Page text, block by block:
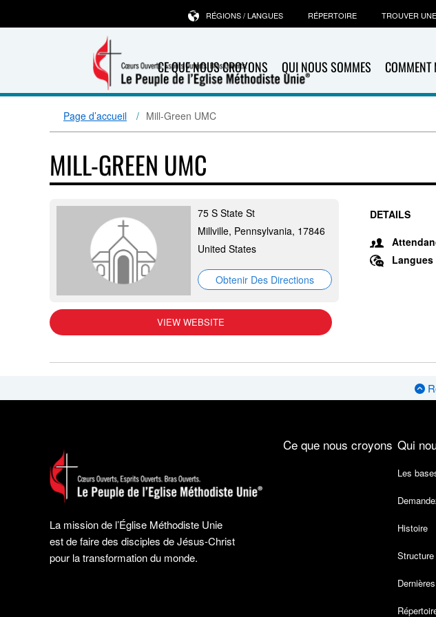
CE QUE NOUS CROYONS QUI NOUS SOMMES COMMENT
RÉGIONS / LANGUES RÉPERTOIRE TROUVER
Page d’accueil Mill-Green UMC
MILL-GREEN UMC
75 S State St
Millville, Pennsylvania, 17846
United States
Obtenir Des Directions
VIEW WEBSITE
DETAILS
Langues
La mission de l’Église Méthodiste Unie
est de faire des disciples de Jésus-Christ
pour la transformation du monde.
Ce que nous croyons Qui
Les
Histoire
Structure